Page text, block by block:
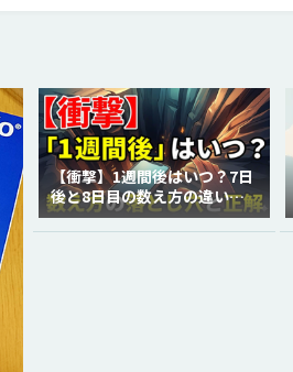
【衝撃】1週間後はいつ？7日
後と8日目の数え方の違いを
徹底解説！